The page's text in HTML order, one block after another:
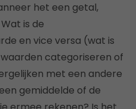
het een getal,
is de
en vice versa (wat is
categoriseren of
met een andere
gemiddelde of de